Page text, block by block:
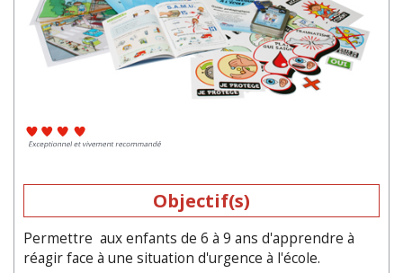
Objectif(s)
Permettre aux enfants de 6 à 9 ans d'apprendre à
réagir face à une situation d'urgence à l'école.